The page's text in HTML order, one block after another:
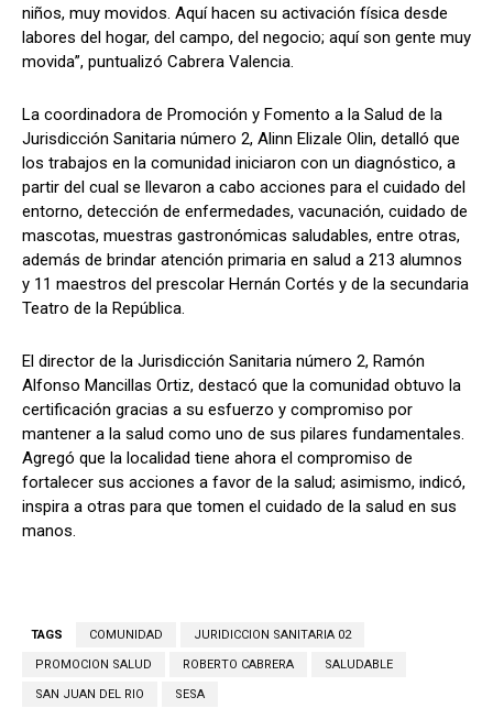
niños, muy movidos. Aquí hacen su activación física desde
labores del hogar, del campo, del negocio; aquí son gente muy
movida”, puntualizó Cabrera Valencia.
La coordinadora de Promoción y Fomento a la Salud de la
Jurisdicción Sanitaria número 2, Alinn Elizale Olin, detalló que
los trabajos en la comunidad iniciaron con un diagnóstico, a
partir del cual se llevaron a cabo acciones para el cuidado del
entorno, detección de enfermedades, vacunación, cuidado de
mascotas, muestras gastronómicas saludables, entre otras,
además de brindar atención primaria en salud a 213 alumnos
y 11 maestros del prescolar Hernán Cortés y de la secundaria
Teatro de la República.
El director de la Jurisdicción Sanitaria número 2, Ramón
Alfonso Mancillas Ortiz, destacó que la comunidad obtuvo la
certificación gracias a su esfuerzo y compromiso por
mantener a la salud como uno de sus pilares fundamentales.
Agregó que la localidad tiene ahora el compromiso de
fortalecer sus acciones a favor de la salud; asimismo, indicó,
inspira a otras para que tomen el cuidado de la salud en sus
manos.
TAGS COMUNIDAD JURIDICCION SANITARIA 02
PROMOCION SALUD ROBERTO CABRERA SALUDABLE
SAN JUAN DEL RIO SESA